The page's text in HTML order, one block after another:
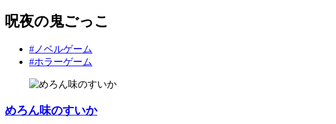
呪夜の鬼ごっこ
#ノベルゲーム
#ホラーゲーム
めろん味のすいか